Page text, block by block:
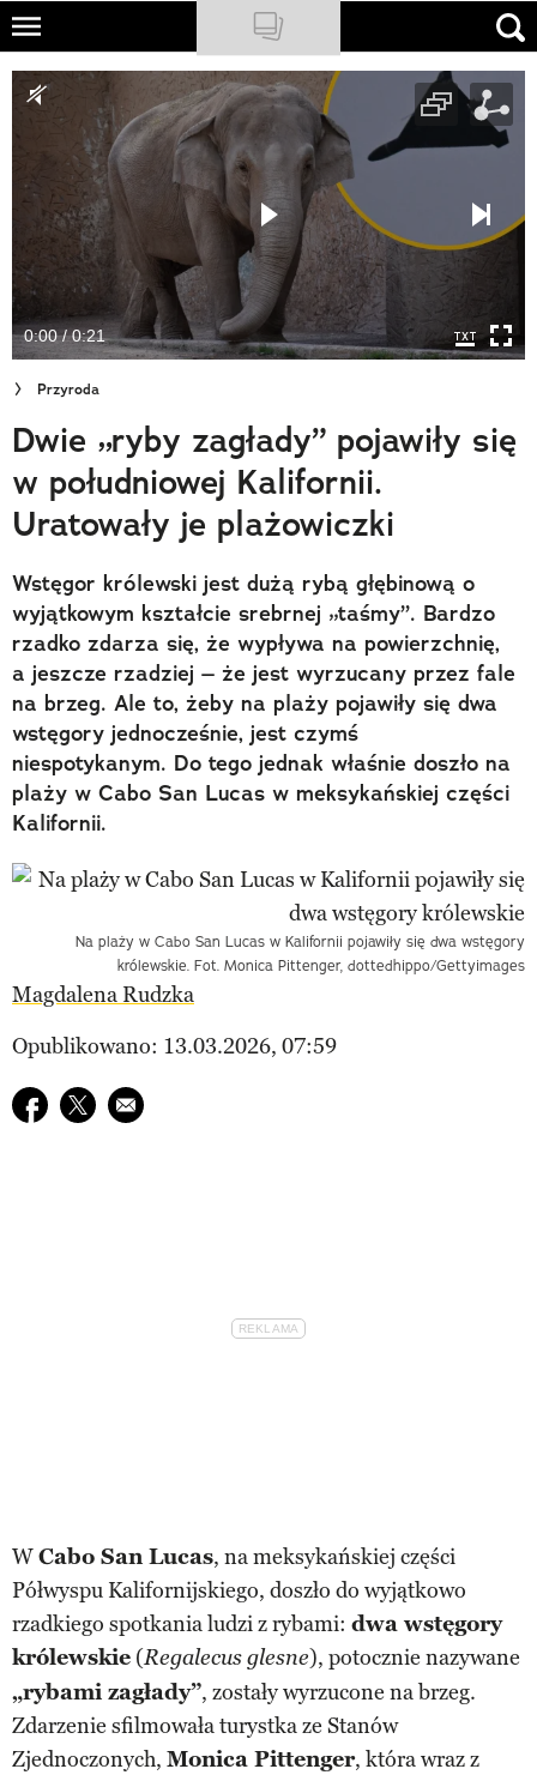
Skip
main
content
NATIONAL GEOGRAPHIC
TRAVELER
PODCASTY
Sklep
Newsletter
Cuda Polski
Wielki Konkurs Fotograficzny
Trendbook Podróżniczy
Polecane
0:00 / 0:21
Przyroda
Dwie „ryby zagłady” pojawiły się
w południowej Kalifornii.
Uratowały je plażowiczki
Wstęgor królewski jest dużą rybą głębinową o
wyjątkowym kształcie srebrnej „taśmy”. Bardzo
rzadko zdarza się, że wypływa na powierzchnię,
a jeszcze rzadziej – że jest wyrzucany przez fale
na brzeg. Ale to, żeby na plaży pojawiły się dwa
wstęgory jednocześnie, jest czymś
niespotykanym. Do tego jednak właśnie doszło na
plaży w Cabo San Lucas w meksykańskiej części
Kalifornii.
Na plaży w Cabo San Lucas w Kalifornii pojawiły się dwa wstęgory
królewskie. Fot. Monica Pittenger, dottedhippo/Gettyimages
Magdalena Rudzka
Opublikowano: 13.03.2026, 07:59
Udostępnij na facebook
Udostępnij na twitter
E-mail do przyjaciela
WCabo San Lucas, na meksykańskiej części
Półwyspu Kalifornijskiego, doszło do wyjątkowo
rzadkiego spotkania ludzi z rybami: dwa wstęgory
królewskie (Regalecus glesne), potocznie nazywane
„rybami zagłady”, zostały wyrzucone na brzeg.
Zdarzenie sfilmowała turystka ze Stanów
Zjednoczonych, Monica Pittenger, która wraz z